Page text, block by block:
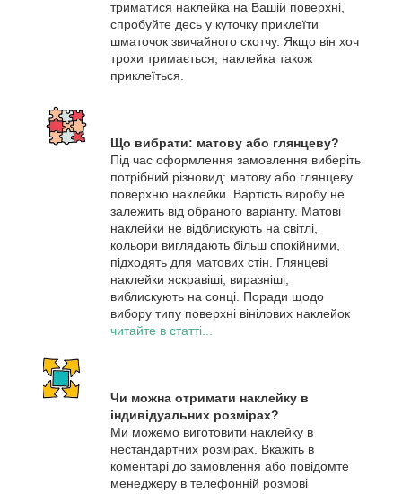
триматися наклейка на Вашій поверхні,
спробуйте десь у куточку приклеїти
шматочок звичайного скотчу. Якщо він хоч
трохи тримається, наклейка також
приклеїться.
Що вибрати: матову або глянцеву?
Під час оформлення замовлення виберіть
потрібний різновид: матову або глянцеву
поверхню наклейки. Вартість виробу не
залежить від обраного варіанту. Матові
наклейки не відблискують на світлі,
кольори виглядають більш спокійними,
підходять для матових стін. Глянцеві
наклейки яскравіші, виразніші,
виблискують на сонці. Поради щодо
вибору типу поверхні вінілових наклейок
читайте в статті...
Чи можна отримати наклейку в
індивідуальних розмірах?
Ми можемо виготовити наклейку в
нестандартних розмірах. Вкажіть в
коментарі до замовлення або повідомте
менеджеру в телефонній розмові